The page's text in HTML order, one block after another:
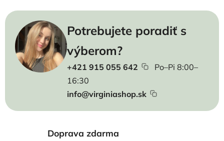
Potrebujete poradiť s
výberom?
+421 915 055 642
Po–Pi 8:00–
16:30
info@virginiashop.sk
Doprava zdarma